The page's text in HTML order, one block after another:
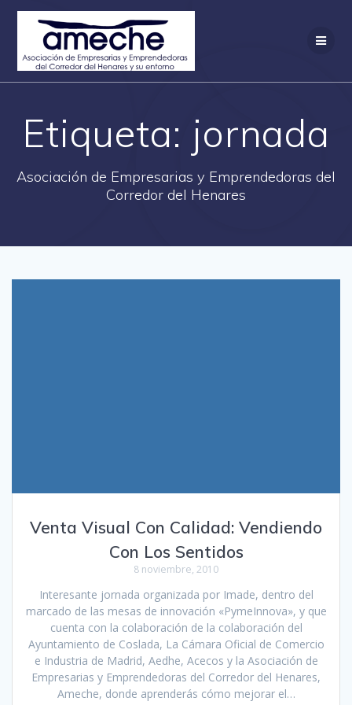
Saltar
Etiqueta: jornada
Asociación de Empresarias y Emprendedoras del
Corredor del Henares
Venta Visual Con Calidad: Vendiendo
Con Los Sentidos
8 noviembre, 2010
Interesante jornada organizada por Imade, dentro del
marcado de las mesas de innovación «PymeInnova», y que
cuenta con la colaboración de la colaboración del
Ayuntamiento de Coslada, La Cámara Oficial de Comercio
e Industria de Madrid, Aedhe, Acecos y la Asociación de
Empresarias y Emprendedoras del Corredor del Henares,
Ameche, donde aprenderás cómo mejorar el…